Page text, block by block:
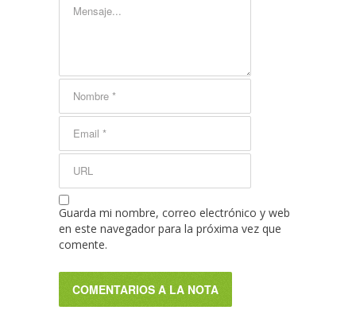
Guarda mi nombre, correo electrónico y web
en este navegador para la próxima vez que
comente.